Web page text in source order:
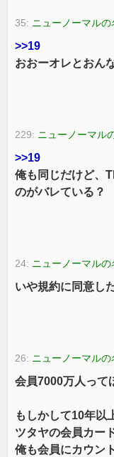
35: ニューノーマルの
>>19
おおーオレとおん
229: ニューノーマル
>>19
俺も同じだけど、
のがバレている？
24: ニューノーマルの
いや規約に同意し
26: ニューノーマルの
会員7000万人って
もしかして10年以
ツタヤの会員カー
俺も会員にカウン